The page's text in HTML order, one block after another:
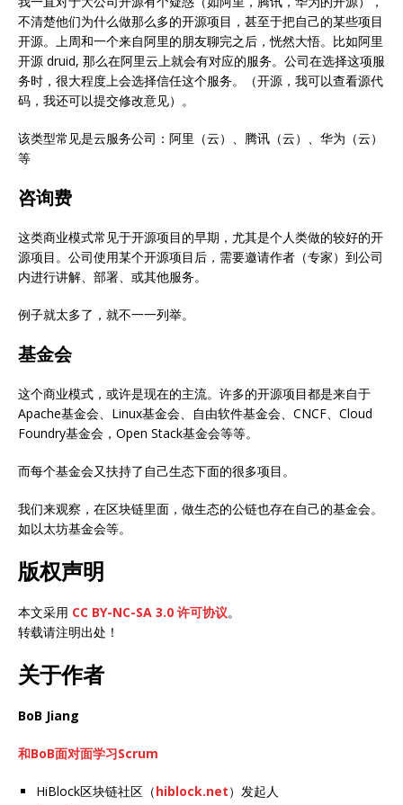
不清楚他们为什么做那么多的开源项目，甚至于把自己的某些项目
开源。上周和一个来自阿里的朋友聊完之后，恍然大悟。比如阿里
开源 druid, 那么在阿里云上就会有对应的服务。公司在选择这项服
务时，很大程度上会选择信任这个服务。（开源，我可以查看源代
码，我还可以提交修改意见）。
该类型常见是云服务公司：阿里（云）、腾讯（云）、华为（云）
等
咨询费
这类商业模式常见于开源项目的早期，尤其是个人类做的较好的开
源项目。公司使用某个开源项目后，需要邀请作者（专家）到公司
内进行讲解、部署、或其他服务。
例子就太多了，就不一一列举。
基金会
这个商业模式，或许是现在的主流。许多的开源项目都是来自于
Apache基金会、Linux基金会、自由软件基金会、CNCF、Cloud
Foundry基金会，Open Stack基金会等等。
而每个基金会又扶持了自己生态下面的很多项目。
我们来观察，在区块链里面，做生态的公链也存在自己的基金会。
如以太坊基金会等。
版权声明
本文采用 CC BY-NC-SA 3.0 许可协议。
转载请注明出处！
关于作者
BoB Jiang
和BoB面对面学习Scrum
HiBlock区块链社区（hiblock.net）发起人